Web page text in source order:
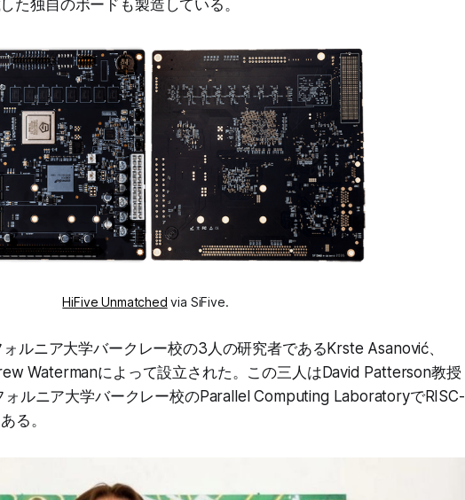
た独自のボードも製造している。
HiFive Unmatched via SiFive.
ルニア大学バークレー校の3人の研究者であるKrste Asanović、
Watermanによって設立された。この三人はDavid Patterson教授
ォルニア大学バークレー校のParallel Computing LaboratoryでRISC-
る。